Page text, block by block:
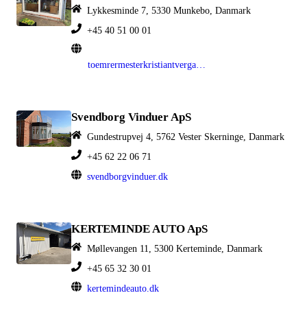
Lykkesminde 7, 5330 Munkebo, Danmark
+45 40 51 00 01
toemrermesterkristiantvergaard.dk
Svendborg Vinduer ApS
Gundestrupvej 4, 5762 Vester Skerninge, Danmark
+45 62 22 06 71
svendborgvinduer.dk
KERTEMINDE AUTO ApS
Møllevangen 11, 5300 Kerteminde, Danmark
+45 65 32 30 01
kertemindeauto.dk